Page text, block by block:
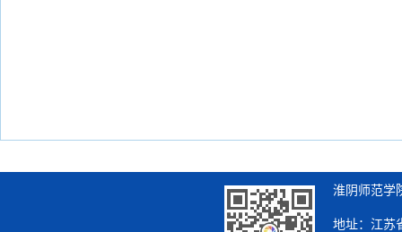
淮阴师范学
地址：江苏